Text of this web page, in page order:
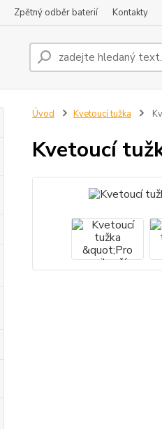
Zpětný odběr baterií Kontakty
Úvod Kvetoucí tužka
Kvetoucí